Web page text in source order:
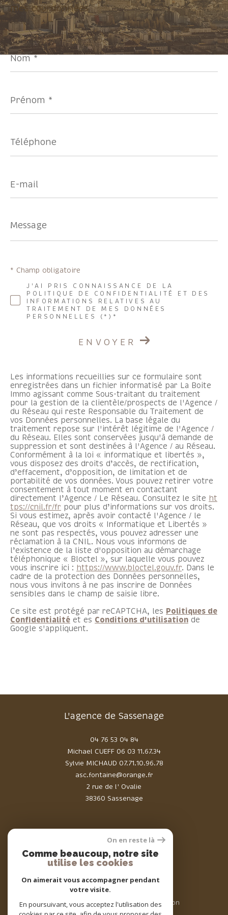
mes coordonnées
Nom
*
*
mail
*
J'AI PRIS CONNAISSANCE DE LA
POLITIQUE DE CONFIDENTIALITÉ ET DES
INFORMATIONS RELATIVES AU
TRAITEMENT DE MES DONNÉES
PERSONNELLES (*)*
* Champ obligatoire
ENVOYER
Les informations recueillies sur ce formulaire sont
enregistrées dans un fichier informatisé par La Boite
Immo agissant comme Sous-traitant du traitement
pour la gestion de la clientèle/prospects de l'Agence /
du Réseau qui reste Responsable du Traitement de
vos Données personnelles. La base légale du
traitement repose sur l'intérêt légitime de l'Agence /
du Réseau. Elles sont conservées jusqu'à demande de
suppression et sont destinées à l'Agence / au Réseau.
Conformément à la loi « informatique et libertés »,
vous disposez des droits d’accès, de rectification,
d’effacement, d’opposition, de limitation et de
portabilité de vos données. Vous pouvez retirer votre
consentement à tout moment en contactant
directement l’Agence / Le Réseau. Consultez le site ht
tps://cnil.fr/fr pour plus d’informations sur vos droits.
Si vous estimez, après avoir contacté l'Agence / le
Réseau, que vos droits « Informatique et Libertés »
ne sont pas respectés, vous pouvez adresser une
réclamation à la CNIL. Nous vous informons de
l’existence de la liste d'opposition au démarchage
téléphonique « Bloctel », sur laquelle vous pouvez
vous inscrire ici : https://www.bloctel.gouv.fr. Dans le
cadre de la protection des Données personnelles,
nous vous invitons à ne pas inscrire de Données
sensibles dans le champ de saisie libre.
Ce site est protégé par reCAPTCHA, les Politiques de
Confidentialité et es Conditions d'utilisation de
Google s'appliquent.
L'agence de Sassenage
04 76 53 04 84
2 rue de l' Ovalie
38360 Sassenage
Michael CUEFF 06 03 11.67.34
Sylvie MICHAUD 07.71.10.96.78
asc.fontaine@orange.fr
Adhérents
© 2026 | Tous droits réservés | Traduction
powered by Google |
On en reste là
Comme beaucoup, notre site
utilise les cookies
On aimerait vous accompagner pendant
votre visite.
En poursuivant, vous acceptez l'utilisation des
Pièces
1 2 3 4 5+
Localisation
Coups de coeur
RECHERCHER